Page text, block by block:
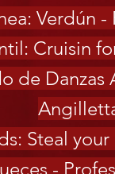
Verdún
Cruisin
de
Steal
-